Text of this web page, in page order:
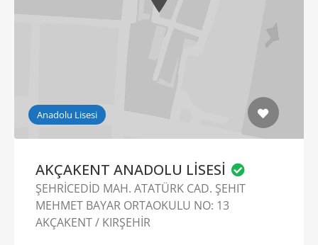
Anadolu Lisesi
AKÇAKENT ANADOLU LİSESİ
ŞEHRİCEDİD MAH. ATATÜRK CAD. ŞEHIT
MEHMET BAYAR ORTAOKULU NO: 13
AKÇAKENT / KIRŞEHİR